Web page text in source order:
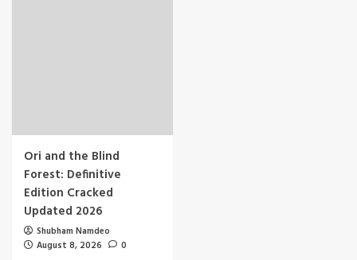
Ori and the Blind
Forest: Definitive
Edition Cracked
Updated 2026
Shubham Namdeo
August 8, 2026
0